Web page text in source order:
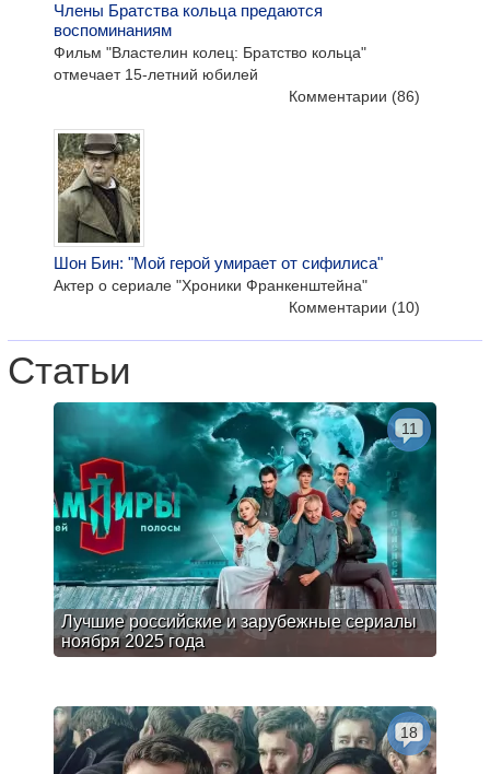
Члены Братства кольца предаются
воспоминаниям
Фильм "Властелин колец: Братство кольца"
отмечает 15-летний юбилей
Комментарии (86)
Шон Бин: "Мой герой умирает от сифилиса"
Актер о сериале "Хроники Франкенштейна"
Комментарии (10)
Статьи
Лучшие российские и зарубежные сериалы
ноября 2025 года
11
18